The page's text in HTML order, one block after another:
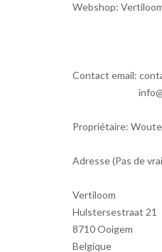
Webshop:
Contact email:
Propriétaire:
Adresse(Pas de
Vertiloom
Hulstersestraat 21
8710Ooigem
Belgique